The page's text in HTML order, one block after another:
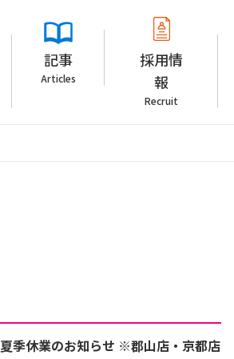
記事
Articles
採用情
報
Recruit
夏季休業のお知らせ ※郡山店・京都店